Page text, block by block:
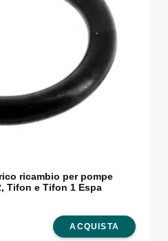
ricambio per pompe
Tifon e Tifon 1 Espa
ACQUISTA